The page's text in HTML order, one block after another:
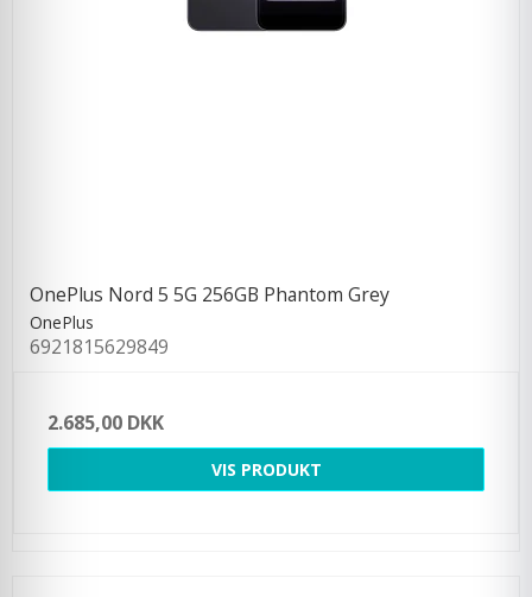
OnePlus Nord 5 5G 256GB Phantom Grey
OnePlus
6921815629849
2.685,00 DKK
VIS PRODUKT